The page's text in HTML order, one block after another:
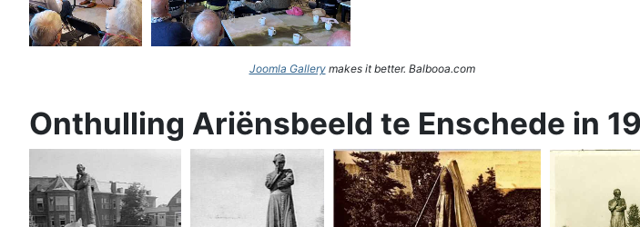
Joomla Gallerymakes it better. Balbooa.com
Onthulling Ariënsbeeld te Enschede in